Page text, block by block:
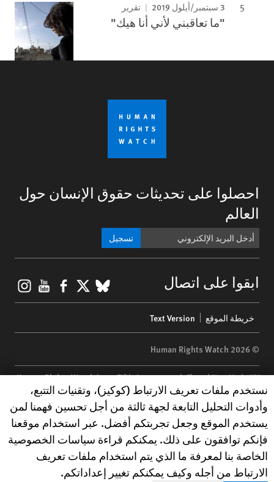
3 سبتمبر/أيلول 2019 تقرير
"ما تعاقبني لأني أنا هيك"
احصلوا على تحديثات حقوق الإنسان حول
العالم
تسجيل
ابقوا على اتصال BlueSky
X
menu
خريطة الموقع Text Version
© 2026 Human Rights Watch
Human Rights Watch| 350 Fifth Avenue, 34th Floor | New York,NY
10118-3299 USA|t 1.212.290.4700
Human Rights Watchis a 501(C)(3) nonprofit registered in the US
under EIN: 13-2875808
Human Rights Watch cookie preferences
نستخدم ملفات تعريف الارتباط (كوكيز)، وتقنيات التتبع،
وأدوات التحليل التابعة لجهة ثالثة من أجل تحسين فهمنا لمن
يستخدم الموقع وجعل تجربتكم أفضل. عبر استخدام موقعنا
فإنكم توافقون على ذلك. يمكنكم قراءة سياسات الخصوصية
الخاصة بنا لمعرفة ما الذي يتم استخدام ملفات تعريف
الارتباط من أجله وكيف يمكنكم تغيير إعداداتكم.